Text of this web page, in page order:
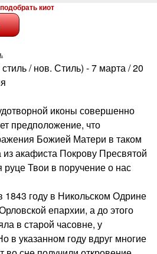
киот
/ нов. Стиль) - 7 марта / 20
иконы совершенно
предположение, что
Божией Матери в таком
акафиста Покрову Пресвятой
Твои в поручение о нас
году в Никольском Одрине
епархии, а до этого
в старой часовне, у
в указанном году вдруг многие